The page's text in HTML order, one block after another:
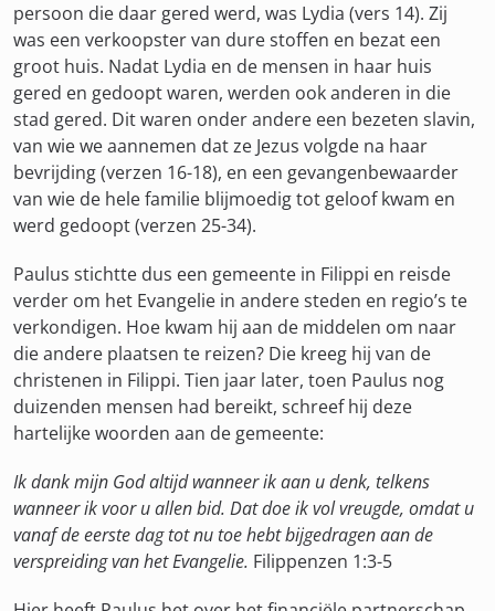
persoon die daar gered werd, was Lydia (vers 14). Zij
was een verkoopster van dure stoffen en bezat een
groot huis. Nadat Lydia en de mensen in haar huis
gered en gedoopt waren, werden ook anderen in die
stad gered. Dit waren onder andere een bezeten slavin,
van wie we aannemen dat ze Jezus volgde na haar
bevrijding (verzen 16-18), en een gevangenbewaarder
van wie de hele familie blijmoedig tot geloof kwam en
werd gedoopt (verzen 25-34).
Paulus stichtte dus een gemeente in Filippi en reisde
verder om het Evangelie in andere steden en regio’s te
verkondigen. Hoe kwam hij aan de middelen om naar
die andere plaatsen te reizen? Die kreeg hij van de
christenen in Filippi. Tien jaar later, toen Paulus nog
duizenden mensen had bereikt, schreef hij deze
hartelijke woorden aan de gemeente:
Ik dank mijn God altijd wanneer ik aan u denk, telkens
wanneer ik voor u allen bid. Dat doe ik vol vreugde, omdat u
vanaf de eerste dag tot nu toe hebt bijgedragen aan de
verspreiding van het Evangelie. Filippenzen 1:3-5